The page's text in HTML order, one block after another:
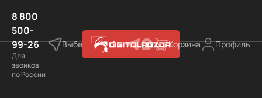
8 800
500-
99-26
Для
звонков
по России
Выберите город Корзина Профиль